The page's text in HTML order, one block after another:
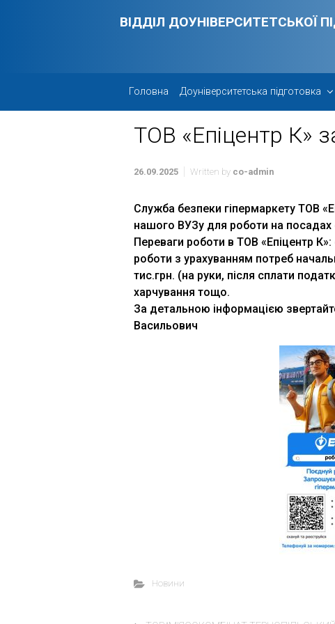
ВІДДІЛ ДОУНІВЕРСИТЕТСЬКОЇ
Головна Доуніверситетська підготовка
ТОВ «Епіцентр К»
26.09.2025 Written by co-admin
Служба безпеки гіпермаркету ТОВ
нашого ВУЗу для роботи на посадах
Переваги роботи в ТОВ «Епіцентр
роботи з урахуванням потреб
тис.грн. (на руки, після сплати
харчування тощо.
За детальною інформацією
Васильович
Новини